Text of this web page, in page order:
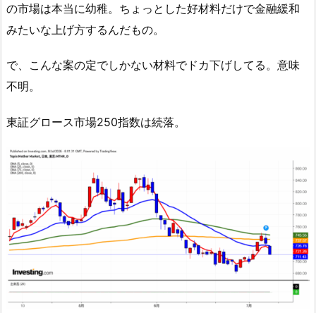
の市場は本当に幼稚。ちょっとした好材料だけで金融緩和
みたいな上げ方するんだもの。
で、こんな案の定でしかない材料でドカ下げしてる。意味
不明。
東証グロース市場250指数は続落。